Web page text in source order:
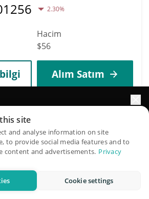
2.30%
Hacim
$56
Alım Satım
11.80%
stratejilerinizi oluşturduğu,
ve optimize ettiği ve piyasa
uçtan uca bir strateji platformudur
Ücretsiz deneyin
site
and analyse information on site
to provide social media features and to
content and advertisements. Privacy
Cookie settings